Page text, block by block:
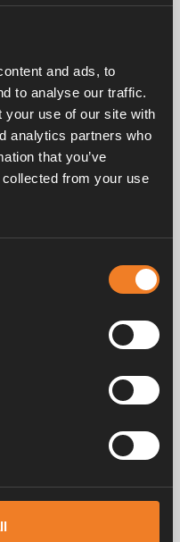
and ads, to
to analyse our traffic.
your use of our site with
analytics partners who
that you’ve
from your use
raccord rapide.
maison depuis 1966, en